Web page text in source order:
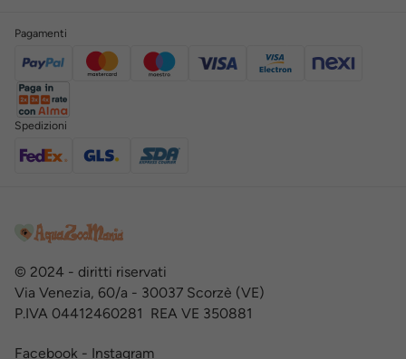
Pagamenti
Spedizioni
© 2024 - diritti riservati
Via Venezia, 60/a - 30037 Scorzè (VE)
P.IVA 04412460281 REA VE 350881
Facebook - Instagram